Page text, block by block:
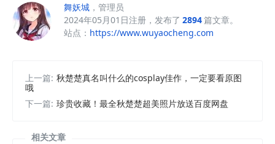
舞妖城 ，管理员
2024年05月01日注册，发布了 2894篇文章。
站点： https://www.wuyaocheng.com
上一篇: 秋楚楚真名叫什么的cosplay佳作，一定要看原图
哦
下一篇: 珍贵收藏！最全秋楚楚超美照片放送百度网盘
相关文章